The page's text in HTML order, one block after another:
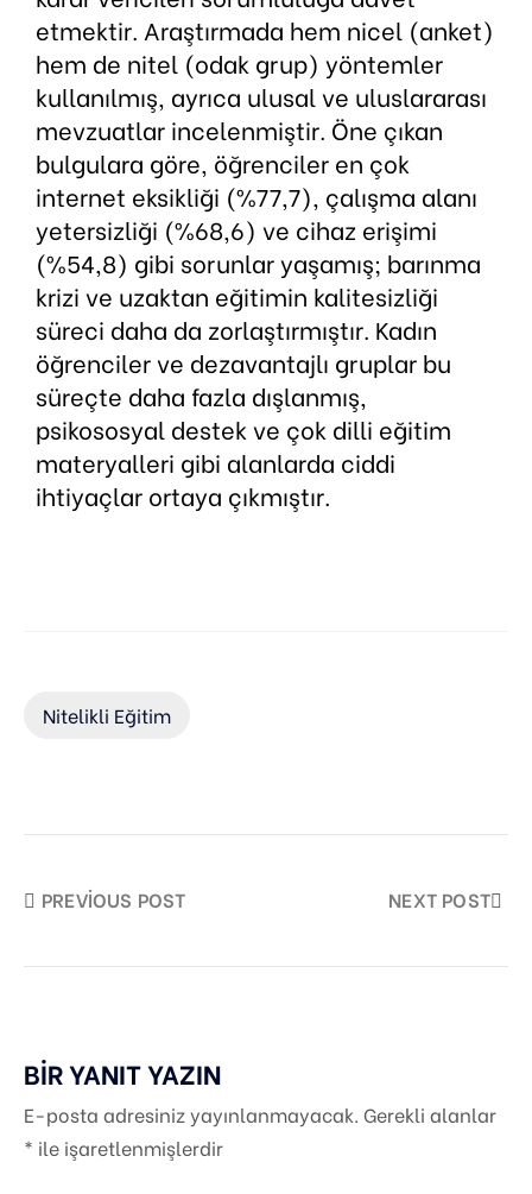
etmektir. Araştırmada hem nicel (anket)
hem de nitel (odak grup) yöntemler
kullanılmış, ayrıca ulusal ve uluslararası
mevzuatlar incelenmiştir. Öne çıkan
bulgulara göre, öğrenciler en çok
internet eksikliği (%77,7), çalışma alanı
yetersizliği (%68,6) ve cihaz erişimi
(%54,8) gibi sorunlar yaşamış; barınma
krizi ve uzaktan eğitimin kalitesizliği
süreci daha da zorlaştırmıştır. Kadın
öğrenciler ve dezavantajlı gruplar bu
süreçte daha fazla dışlanmış,
psikososyal destek ve çok dilli eğitim
materyalleri gibi alanlarda ciddi
ihtiyaçlar ortaya çıkmıştır.
Nitelikli Eğitim
PREVIOUS POST NEXT POST
BIR YANIT YAZIN
E-posta adresiniz yayınlanmayacak. Gerekli alanlar
* ile işaretlenmişlerdir